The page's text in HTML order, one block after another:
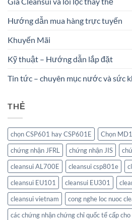
Hướng dẫn mua hàng trực tuyến
Khuyến Mãi
Kỹ thuật – Hướng dẫn lắp đặt
Tin tức – chuyên mục nước và sức
THẺ
chọn CSP601 hay CSP601E
Chọn
chứng nhận JFRL
chứng nhận JIS
cleansui AL700E
cleansui csp801e
cleansui EU101
cleansui EU301
cleansui vietnam
cong nghe loc nuoc
các chứng nhận chứng chỉ quốc tế cấp cho